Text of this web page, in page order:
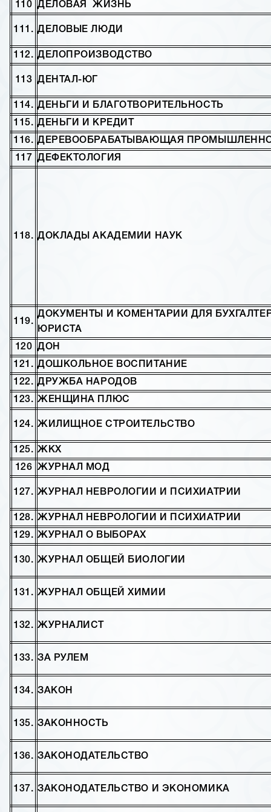
110 ДЕЛОВАЯ ЖИЗНЬ
111. ДЕЛОВЫЕ ЛЮДИ
112. ДЕЛОПРОИЗВОДСТВО
113 ДЕНТАЛ-ЮГ
114. ДЕНЬГИ И БЛАГОТВОРИТЕЛЬНОСТЬ
115. ДЕНЬГИ И КРЕДИТ
116. ДЕРЕВООБРАБАТЫВАЮЩАЯ
117 ДЕФЕКТОЛОГИЯ
118. ДОКЛАДЫ АКАДЕМИИ НАУК
119.
ДОКУМЕНТЫ И КОМЕНТАРИИ ДЛЯ
ЮРИСТА
120 ДОН
121. ДОШКОЛЬНОЕ ВОСПИТАНИЕ
122. ДРУЖБА НАРОДОВ
123. ЖЕНЩИНА ПЛЮС
124. ЖИЛИЩНОЕ СТРОИТЕЛЬСТВО
125. ЖКХ
126 ЖУРНАЛ МОД
127. ЖУРНАЛ НЕВРОЛОГИИ И ПСИХИАТРИИ
128. ЖУРНАЛ НЕВРОЛОГИИ И ПСИХИАТРИИ
129. ЖУРНАЛ О ВЫБОРАХ
130. ЖУРНАЛ ОБЩЕЙ БИОЛОГИИ
131. ЖУРНАЛ ОБЩЕЙ ХИМИИ
132. ЖУРНАЛИСТ
133. ЗА РУЛЕМ
134. ЗАКОН
135. ЗАКОННОСТЬ
136. ЗАКОНОДАТЕЛЬСТВО
137. ЗАКОНОДАТЕЛЬСТВО И ЭКОНОМИКА